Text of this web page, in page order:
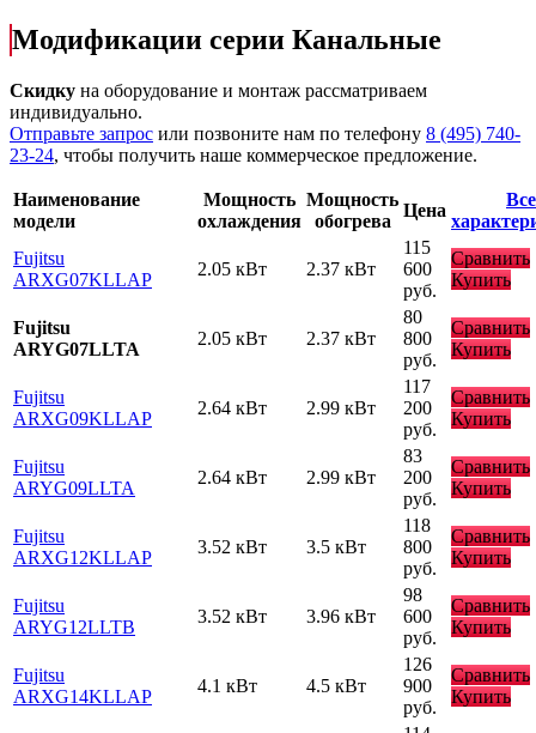
Модификации серии Канальные
Скидку на оборудование и монтаж рассматриваем
индивидуально.
Отправьте запрос или позвоните нам по телефону 8 (495) 740-
23-24, чтобы получить наше коммерческое предложение.
Наименование
модели
Мощность
охлаждения
Мощность
обогрева
Цена
Все
Fujitsu
ARXG07KLLAP
2.05 кВт 2.37 кВт
115
600
руб.
Сравнить
Купить
Fujitsu
ARYG07LLTA
2.05 кВт 2.37 кВт
80
800
руб.
Сравнить
Купить
Fujitsu
ARXG09KLLAP
2.64 кВт 2.99 кВт
117
200
руб.
Сравнить
Купить
Fujitsu
ARYG09LLTA
2.64 кВт 2.99 кВт
83
200
руб.
Сравнить
Купить
Fujitsu
ARXG12KLLAP
3.52 кВт 3.5 кВт
118
800
руб.
Сравнить
Купить
Fujitsu
ARYG12LLTB
3.52 кВт 3.96 кВт
98
600
руб.
Сравнить
Купить
Fujitsu
ARXG14KLLAP
4.1 кВт 4.5 кВт
126
900
руб.
Сравнить
Купить